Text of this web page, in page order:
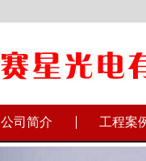
公司简介 工程案